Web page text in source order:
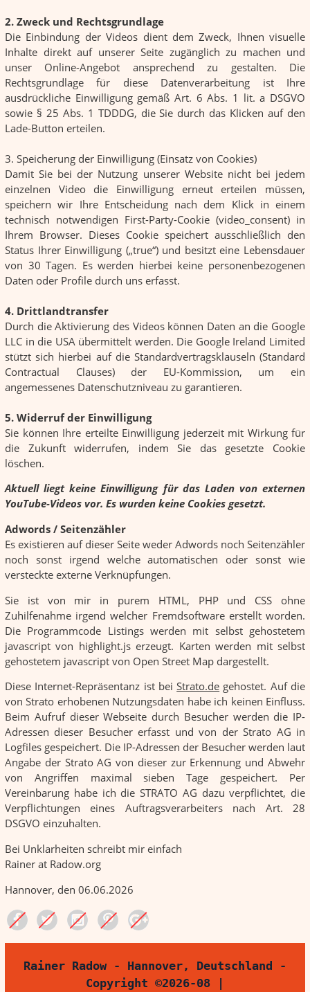
2. Zweck und Rechtsgrundlage
Die Einbindung der Videos dient dem Zweck, Ihnen visuelle
Inhalte direkt auf unserer Seite zugänglich zu machen und
unser Online-Angebot ansprechend zu gestalten. Die
Rechtsgrundlage für diese Datenverarbeitung ist Ihre
ausdrückliche Einwilligung gemäß Art. 6 Abs. 1 lit. a DSGVO
sowie § 25 Abs. 1 TDDDG, die Sie durch das Klicken auf den
Lade-Button erteilen.
3. Speicherung der Einwilligung (Einsatz von Cookies)
Damit Sie bei der Nutzung unserer Website nicht bei jedem
einzelnen Video die Einwilligung erneut erteilen müssen,
speichern wir Ihre Entscheidung nach dem Klick in einem
technisch notwendigen First-Party-Cookie (video_consent) in
Ihrem Browser. Dieses Cookie speichert ausschließlich den
Status Ihrer Einwilligung („true“) und besitzt eine Lebensdauer
von 30 Tagen. Es werden hierbei keine personenbezogenen
Daten oder Profile durch uns erfasst.
4. Drittlandtransfer
Durch die Aktivierung des Videos können Daten an die Google
LLC in die USA übermittelt werden. Die Google Ireland Limited
stützt sich hierbei auf die Standardvertragsklauseln (Standard
Contractual Clauses) der EU-Kommission, um ein
angemessenes Datenschutzniveau zu garantieren.
5. Widerruf der Einwilligung
Sie können Ihre erteilte Einwilligung jederzeit mit Wirkung für
die Zukunft widerrufen, indem Sie das gesetzte Cookie
löschen.
Aktuell liegt keine Einwilligung für das Laden von externen
YouTube-Videos vor. Es wurden keine Cookies gesetzt.
Adwords / Seitenzähler
Es existieren auf dieser Seite weder Adwords noch Seitenzähler
noch sonst irgend welche automatischen oder sonst wie
versteckte externe Verknüpfungen.
Sie ist von mir in purem HTML, PHP und CSS ohne
Zuhilfenahme irgend welcher Fremdsoftware erstellt worden.
Die Programmcode Listings werden mit selbst gehostetem
javascript von highlight.js erzeugt. Karten werden mit selbst
gehostetem javascript von Open Street Map dargestellt.
Diese Internet-Repräsentanz ist beiStrato.de gehostet. Auf die
von Strato erhobenen Nutzungsdaten habe ich keinen Einfluss.
Beim Aufruf dieser Webseite durch Besucher werden die IP-
Adressen dieser Besucher erfasst und von der Strato AG in
Logfiles gespeichert. Die IP-Adressen der Besucher werden laut
Angabe der Strato AG von dieser zur Erkennung und Abwehr
von Angriffen maximal sieben Tage gespeichert. Per
Vereinbarung habe ich die STRATO AG dazu verpflichtet, die
Verpflichtungen eines Auftragsverarbeiters nach Art. 28
DSGVO einzuhalten.
Bei Unklarheiten schreibt mir einfach
Rainer at Radow.org
Hannover, den 06.06.2026
Rainer Radow - Hannover, Deutschland -
Copyright ©2026-08 |